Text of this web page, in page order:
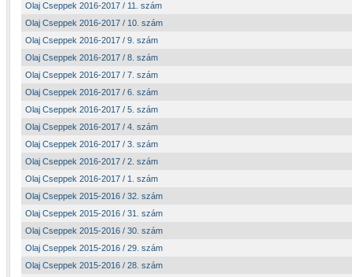
Olaj Cseppek 2016-2017 / 11. szám
Olaj Cseppek 2016-2017 / 10. szám
Olaj Cseppek 2016-2017 / 9. szám
Olaj Cseppek 2016-2017 / 8. szám
Olaj Cseppek 2016-2017 / 7. szám
Olaj Cseppek 2016-2017 / 6. szám
Olaj Cseppek 2016-2017 / 5. szám
Olaj Cseppek 2016-2017 / 4. szám
Olaj Cseppek 2016-2017 / 3. szám
Olaj Cseppek 2016-2017 / 2. szám
Olaj Cseppek 2016-2017 / 1. szám
Olaj Cseppek 2015-2016 / 32. szám
Olaj Cseppek 2015-2016 / 31. szám
Olaj Cseppek 2015-2016 / 30. szám
Olaj Cseppek 2015-2016 / 29. szám
Olaj Cseppek 2015-2016 / 28. szám